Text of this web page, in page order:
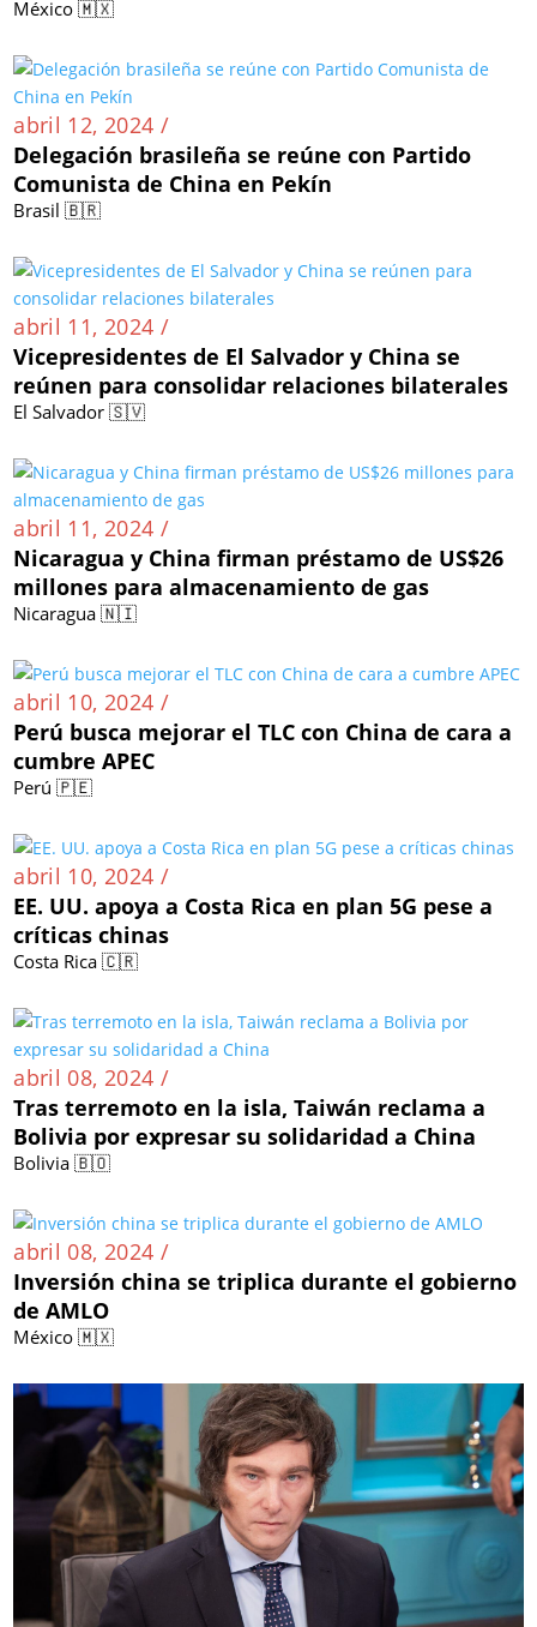
México 🇲🇽
abril 12, 2024 /
Delegación brasileña se reúne con Partido
Comunista de China en Pekín
Brasil 🇧🇷
abril 11, 2024 /
Vicepresidentes de El Salvador y China se
reúnen para consolidar relaciones bilaterales
El Salvador 🇸🇻
abril 11, 2024 /
Nicaragua y China firman préstamo de US$26
millones para almacenamiento de gas
Nicaragua 🇳🇮
abril 10, 2024 /
Perú busca mejorar el TLC con China de cara a
cumbre APEC
Perú 🇵🇪
abril 10, 2024 /
EE. UU. apoya a Costa Rica en plan 5G pese a
críticas chinas
Costa Rica 🇨🇷
abril 08, 2024 /
Tras terremoto en la isla, Taiwán reclama a
Bolivia por expresar su solidaridad a China
Bolivia 🇧🇴
abril 08, 2024 /
Inversión china se triplica durante el gobierno
de AMLO
México 🇲🇽